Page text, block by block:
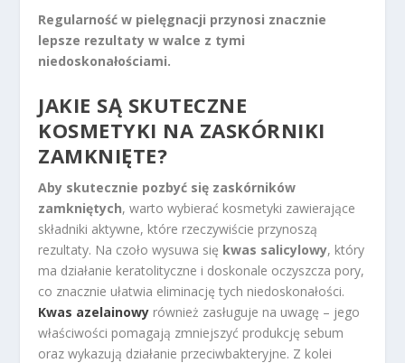
Regularność w pielęgnacji przynosi znacznie
lepsze rezultaty w walce z tymi
niedoskonałościami.
JAKIE SĄ SKUTECZNE
KOSMETYKI NA ZASKÓRNIKI
ZAMKNIĘTE?
Aby skutecznie pozbyć się zaskórników
zamkniętych, warto wybierać kosmetyki zawierające
składniki aktywne, które rzeczywiście przynoszą
rezultaty. Na czoło wysuwa się kwas salicylowy, który
ma działanie keratolityczne i doskonale oczyszcza pory,
co znacznie ułatwia eliminację tych niedoskonałości.
Kwas azelainowy również zasługuje na uwagę – jego
właściwości pomagają zmniejszyć produkcję sebum
oraz wykazują działanie przeciwbakteryjne. Z kolei